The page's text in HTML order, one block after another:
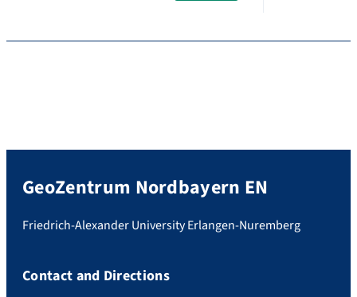
GeoZentrum Nordbayern EN
Friedrich-Alexander University Erlangen-Nuremberg
Contact and Directions